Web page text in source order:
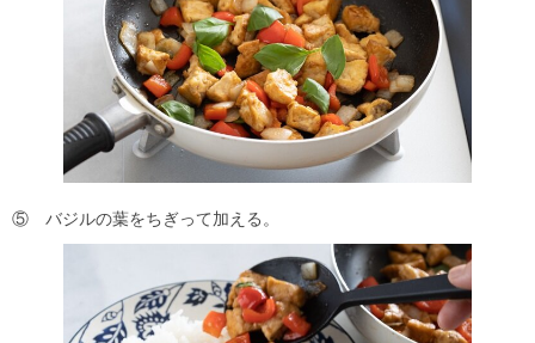
⑤ バジルの葉をちぎって加える。